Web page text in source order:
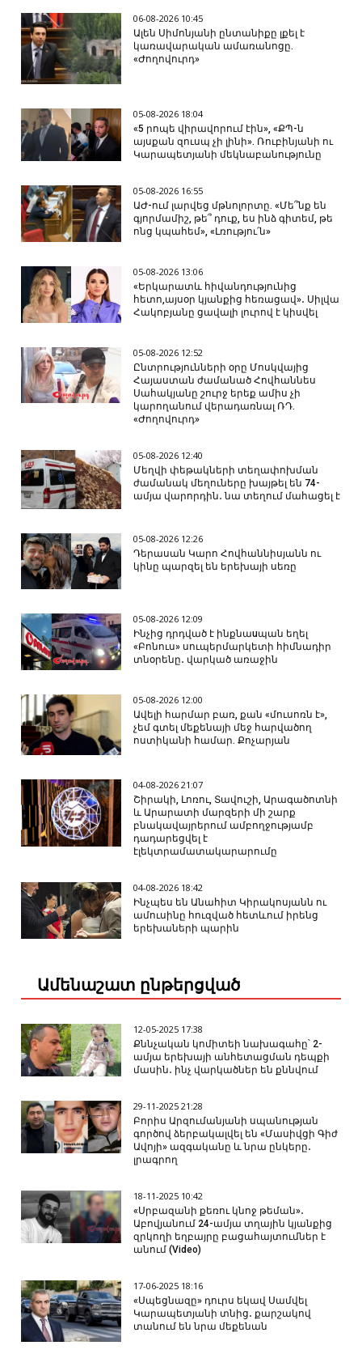
06-08-2026 10:45
Ալեն Սիմոնյանի ընտանիքը լքել է
կառավարական ամառանոցը.
«Ժողովուրդ»
05-08-2026 18:04
«5 րոպե վիրավորում էին», «ՔՊ-ն
այսքան զուսպ չի լինի». Ռուբինյանի ու
Կարապետյանի մեկնաբանությունը
05-08-2026 16:55
ԱԺ-ում լարվեց մթնոլորտը. «Մե՞նք են
գյորմամիշ, թե՞ դուք, ես ինձ գիտեմ, թե
ոնց կպահեմ», «Լռությու՛ն»
05-08-2026 13:06
«Երկարատև հիվանդությունից
հետո,այսօր կյանքից հեռացավ»․ Սիլվա
Հակոբյանը ցավալի լուրով է կիսվել
05-08-2026 12:52
Ընտրությունների օրը Մոսկվայից
Հայաստան ժամանած Հովհաննես
Սահակյանը շուրջ երեք ամիս չի
կարողանում վերադառնալ ՌԴ.
«Ժողովուրդ»
05-08-2026 12:40
Մեղվի փեթակների տեղափոխման
ժամանակ մեղուները խայթել են 74-
ամյա վարորդին․ նա տեղում մահացել է
05-08-2026 12:26
Դերասան Կարո Հովհաննիսյանն ու
կինը պարզել են երեխայի սեռը
05-08-2026 12:09
Ինչից դրդված է ինքնաuպան եղել
«Բոնուս» սուպերմարկետի հիմնադիր
տնօրենը․ վարկած առաջին
05-08-2026 12:00
Ավելի հարմար բառ, քան «մուսոռն է»,
չեմ գտել մեքենայի մեջ հարվածող
ոստիկանի համար. Քոչարյան
04-08-2026 21:07
Շիրակի, Լոռու, Տավուշի, Արագածոտնի
և Արարատի մարզերի մի շարք
բնակավայրերում ամբողջությամբ
դադարեցվել է
էլեկտրամատակարարումը
04-08-2026 18:42
Ինչպես են Անահիտ Կիրակոսյանն ու
ամուսինը հուզված հետևում իրենց
երեխաների պարին
Ամենաշատ ընթերցված
12-05-2025 17:38
Քննչական կոմիտեի նախագահը՝ 2-
ամյա երեխայի անհետացման դեպքի
մասին․ ինչ վարկածներ են քննվում
29-11-2025 21:28
Բորիս Արզումանյանի սպանության
գործով ձերբակալվել են «Մասիվցի Գիժ
Ավոյի» ազգականը և նրա ընկերը․
լրագրող
18-11-2025 10:42
«Սրբազանի քեռու կնոջ թեման»․
Աբովյանում 24-ամյա տղային կյանքից
զրկողի եղբայրը բացահայտումներ է
անում (Video)
17-06-2025 18:16
«Սպեցնազը» դուրս եկավ Սամվել
Կարապետյանի տնից․ քարշակով
տանում են նրա մեքենան